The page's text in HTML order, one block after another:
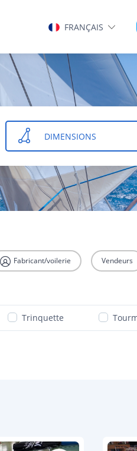
FRANÇAIS
DIMENSIONS
Fabricant/voilerie Vendeurs
Trinquette